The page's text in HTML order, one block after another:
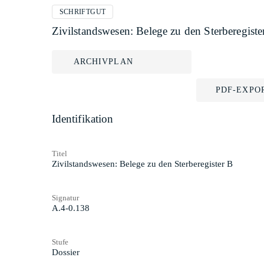
SCHRIFTGUT
Zivilstandswesen: Belege zu den
ARCHIVPLAN
PDF-
Identifikation
Titel
Zivilstandswesen: Belege zu den Sterberegister B
Signatur
A.4-0.138
Stufe
Dossier